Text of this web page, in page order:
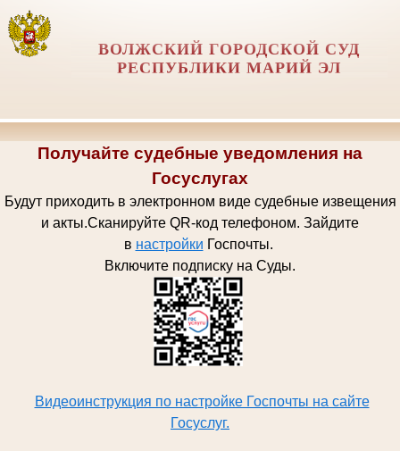
ВОЛЖСКИЙ ГОРОДСКОЙ СУД
РЕСПУБЛИКИ МАРИЙ ЭЛ
Получайте судебные уведомления на
Госуслугах
Будут приходить в электронном виде судебные извещения
и акты.Сканируйте QR-код телефоном. Зайдите
в настройки Госпочты.
Включите подписку на Суды.
Видеоинструкция по настройке Госпочты на сайте
Госуслуг.